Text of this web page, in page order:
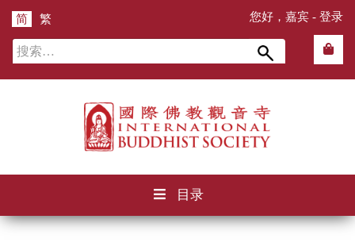
您好，嘉宾 - 登录
简 繁
搜
索：
目录